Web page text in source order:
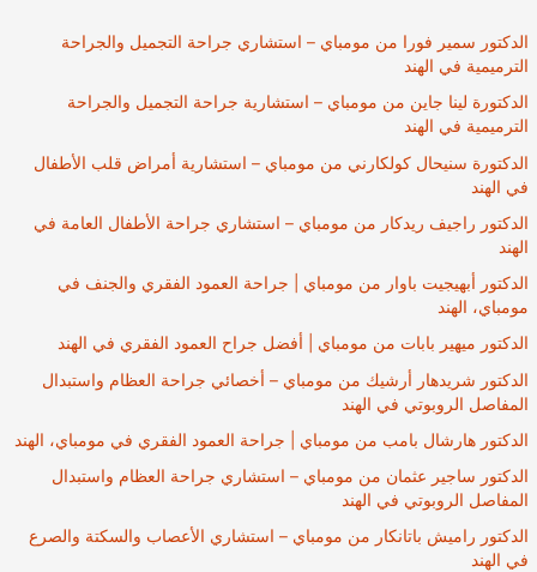
الدكتور سمير فورا من مومباي – استشاري جراحة التجميل والجراحة
الترميمية في الهند
الدكتورة لينا جاين من مومباي – استشارية جراحة التجميل والجراحة
الترميمية في الهند
الدكتورة سنيحال كولكارني من مومباي – استشارية أمراض قلب الأطفال
في الهند
الدكتور راجيف ريدكار من مومباي – استشاري جراحة الأطفال العامة في
الهند
الدكتور أبهيجيت باوار من مومباي | جراحة العمود الفقري والجنف في
مومباي، الهند
الدكتور ميهير بابات من مومباي | أفضل جراح العمود الفقري في الهند
الدكتور شريدهار أرشيك من مومباي – أخصائي جراحة العظام واستبدال
المفاصل الروبوتي في الهند
الدكتور هارشال بامب من مومباي | جراحة العمود الفقري في مومباي، الهند
الدكتور ساجير عثمان من مومباي – استشاري جراحة العظام واستبدال
المفاصل الروبوتي في الهند
الدكتور راميش باتانكار من مومباي – استشاري الأعصاب والسكتة والصرع
في الهند